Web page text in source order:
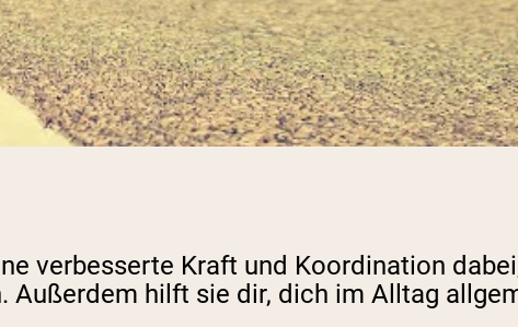
verbesserte Kraft und Koordination
Außerdem hilft sie dir, dich im Alltag